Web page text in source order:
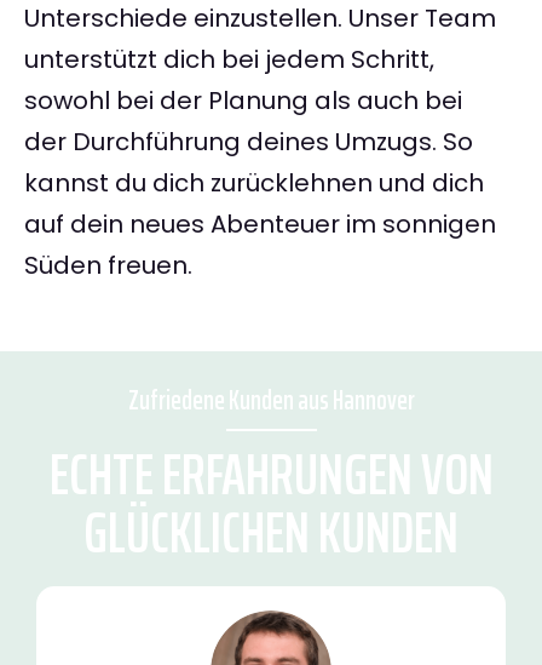
Unterschiede einzustellen. Unser Team
unterstützt dich bei jedem Schritt,
sowohl bei der Planung als auch bei
der Durchführung deines Umzugs. So
kannst du dich zurücklehnen und dich
auf dein neues Abenteuer im sonnigen
Süden freuen.
Zufriedene Kunden aus Hannover
ECHTE ERFAHRUNGEN VON
GLÜCKLICHEN KUNDEN